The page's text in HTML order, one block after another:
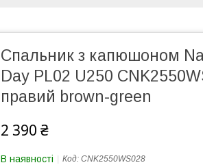
Спальник з капюшоном
Day PL02 U250
правий brown-green
2 390 ₴
В наявності Код: CNK2550WS028